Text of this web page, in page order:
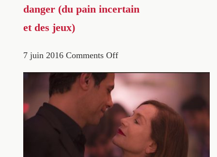
danger (du pain incertain
et des jeux)
7 juin 2016 Comments Off